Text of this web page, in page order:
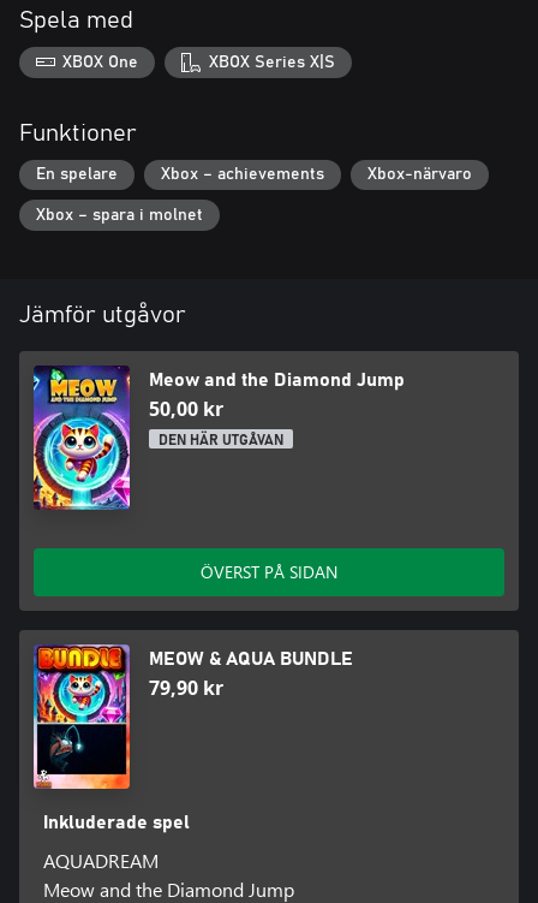
Spela med
XBOX One XBOX Series X|S
Funktioner
En spelare Xbox – achievements Xbox-närvaro
Xbox – spara i molnet
Jämför utgåvor
Meow and the Diamond Jump
50,00 kr
DEN HÄR UTGÅVAN
ÖVERST PÅ SIDAN
MEOW & AQUA BUNDLE
79,90 kr
Inkluderade spel
AQUADREAM
Meow and the Diamond Jump